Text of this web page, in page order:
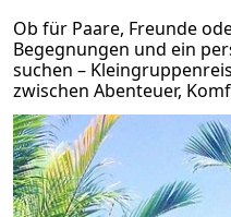
Ob für Paare, Freunde
Begegnungen und ein
suchen –
zwischen Abenteuer,